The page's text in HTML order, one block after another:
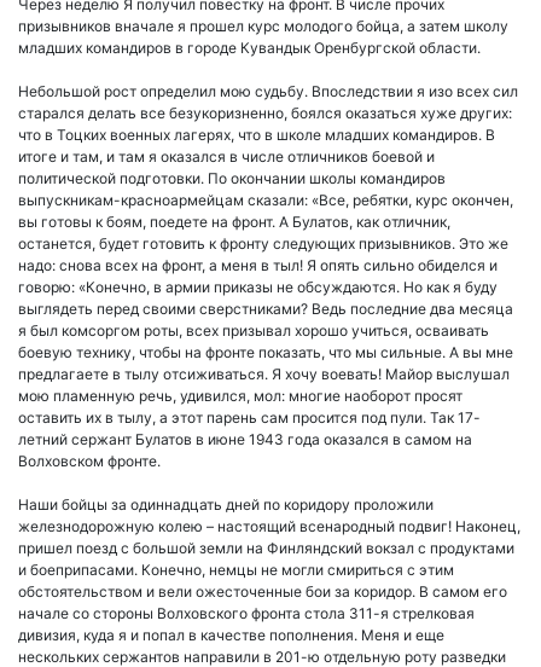
Через неделю Я получил повестку на фронт. В числе прочих
призывников вначале я прошел курс молодого бойца, а затем школу
младших командиров в городе Кувандык Оренбургской области.
Небольшой рост определил мою судьбу. Впоследствии я изо всех сил
старался делать все безукоризненно, боялся оказаться хуже других:
что в Тоцких военных лагерях, что в школе младших командиров. В
итоге и там, и там я оказался в числе отличников боевой и
политической подготовки. По окончании школы командиров
выпускникам-красноармейцам сказали: «Все, ребятки, курс окончен,
вы готовы к боям, поедете на фронт. А Булатов, как отличник,
останется, будет готовить к фронту следующих призывников. Это же
надо: снова всех на фронт, а меня в тыл! Я опять сильно обиделся и
говорю: «Конечно, в армии приказы не обсуждаются. Но как я буду
выглядеть перед своими сверстниками? Ведь последние два месяца
я был комсоргом роты, всех призывал хорошо учиться, осваивать
боевую технику, чтобы на фронте показать, что мы сильные. А вы мне
предлагаете в тылу отсиживаться. Я хочу воевать! Майор выслушал
мою пламенную речь, удивился, мол: многие наоборот просят
оставить их в тылу, а этот парень сам просится под пули. Так 17-
летний сержант Булатов в июне 1943 года оказался в самом на
Волховском фронте.
Наши бойцы за одиннадцать дней по коридору проложили
железнодорожную колею – настоящий всенародный подвиг! Наконец,
пришел поезд с большой земли на Финляндский вокзал с продуктами
и боеприпасами. Конечно, немцы не могли смириться с этим
обстоятельством и вели ожесточенные бои за коридор. В самом его
начале со стороны Волховского фронта стола 311-я стрелковая
дивизия, куда я и попал в качестве пополнения. Меня и еще
нескольких сержантов направили в 201-ю отдельную роту разведки